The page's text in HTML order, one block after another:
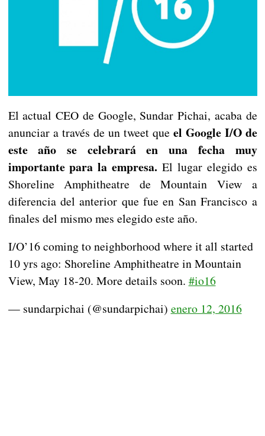
El actual CEO de Google, Sundar Pichai, acaba de
anunciar a través de un tweet que el Google I/O de
este año se celebrará en una fecha muy
importante para la empresa. El lugar elegido es
Shoreline Amphitheatre de Mountain View a
diferencia del anterior que fue en San Francisco a
finales del mismo mes elegido este año.
I/O’16 coming to neighborhood where it all started
10 yrs ago: Shoreline Amphitheatre in Mountain
View, May 18-20. More details soon. #io16
— sundarpichai (@sundarpichai) enero 12, 2016